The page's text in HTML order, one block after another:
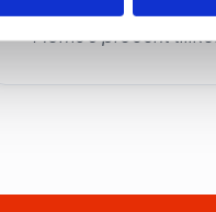
*Moms 6 procent